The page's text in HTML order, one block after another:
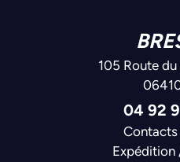
105 Route
04 92
Contacts
Expédition